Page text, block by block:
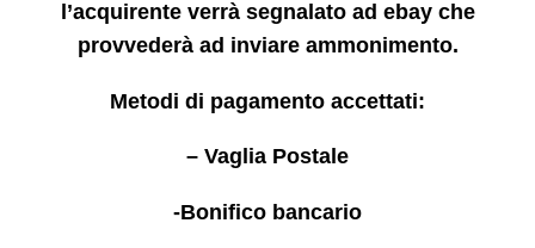
l’acquirente verrà segnalato ad ebay che
provvederà ad inviare ammonimento.
Metodi di pagamento accettati:
– Vaglia Postale
-Bonifico bancario